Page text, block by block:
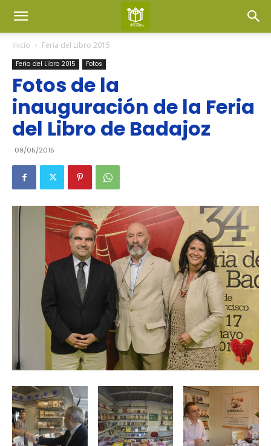
Inicio Feria del Libro 2015
Feria del Libro 2015 Fotos
Fotos de la
inauguración de la Feria
del Libro de Badajoz
09/05/2015